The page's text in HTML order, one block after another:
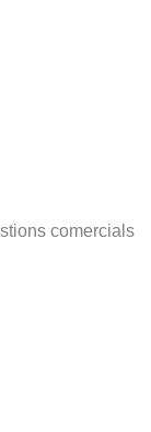
comercials